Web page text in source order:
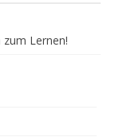
Lernen!